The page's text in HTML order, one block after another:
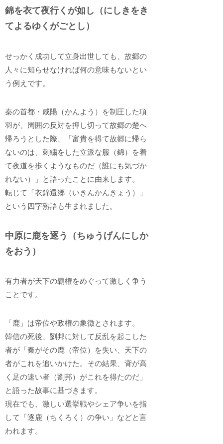
錦を衣て夜行くが如し（にしきをき
てよるゆくがごとし）
せっかく成功して立身出世しても、故郷の
人々に知らせなければ何の意味もないとい
う例えです。
秦の首都・咸陽（かんよう）を制圧した項
羽が、周囲の反対を押し切って故郷の楚へ
帰ろうとした際、「富貴を得て故郷に帰ら
ないのは、刺繍をした立派な服（錦）を着
て夜道を歩くようなものだ（誰にも気づか
れない）」と語ったことに由来します。
転じて「衣錦還郷（いきんかんきょう）」
という四字熟語も生まれました。
中原に鹿を逐う（ちゅうげんにしか
をおう）
有力者が天下の覇権をめぐって激しく争う
ことです。
「鹿」は帝位や政権の象徴とされます。
韓信の死後、劉邦に対して反乱を起こした
者が「秦がその鹿（帝位）を失い、天下の
者がこれを追いかけた。その結果、背が高
く足の速い者（劉邦）がこれを得たのだ」
と語った故事に基づきます。
現在でも、激しい選挙戦やシェア争いを指
して「逐鹿（ちくろく）の争い」などと言
われます。